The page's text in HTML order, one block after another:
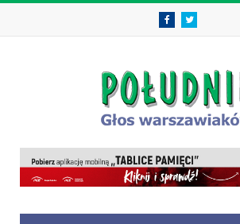
FacebookTwitter